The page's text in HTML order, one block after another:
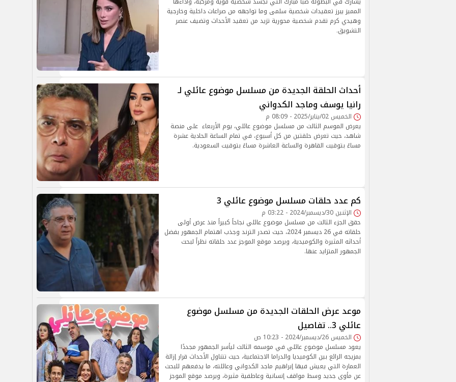
المميز يبرز تعقيدات شخصية سلمى وما تواجهه من صراعات داخلية وخارجية
وهيدي كرم تقدم شخصية محورية تزيد من تعقيد الأحداث وتضيف عنصر
التشويق.
أحداث الحلقة الجديدة من مسلسل موضوع عائلي لـ
رانيا يوسف وماجد الكدواني
الخميس 02/يناير/2025 - 08:09 م
يعرض الموسم الثالث من مسلسل موضوع عائلي، يوم الأربعاء على منصة
شاهد، حيث تعرض حلقتين من كل أسبوع، في تمام الساعة الحادية عشرة
مساءً بتوقيت القاهرة والساعة العاشرة مساءً بتوقيت السعودية.
كم عدد حلقات مسلسل موضوع عائلي 3
الإثنين 30/ديسمبر/2024 - 03:22 م
حقق الجزء الثالث من مسلسل موضوع عائلي نجاحاً كبيراً منذ عرض أولى
حلقاته في 26 ديسمبر 2024، حيث تصدر الترند وجذب اهتمام الجمهور بفضل
أحداثه المثيرة والكوميدية، ويرصد موقع الموجز عدد حلقاته نظراً لبحث
الجمهور المتزايد عنها.
موعد عرض الحلقات الجديدة من مسلسل موضوع
عائلي 3.. تفاصيل
الخميس 26/ديسمبر/2024 - 10:23 ص
يعود مسلسل موضوع عائلي في موسمه الثالث ليأسر الجمهور مجددًا
بمزيجه الرائع بين الكوميديا والدراما الاجتماعية، حيث تتناول الأحداث قرار إزالة
العمارة التي يعيش فيها إبراهيم ماجد الكدواني وعائلته، ما يدفعهم للبحث
عن مأوى جديد وسط مواقف إنسانية وعاطفية مثيرة، ويرصد موقع الموجز